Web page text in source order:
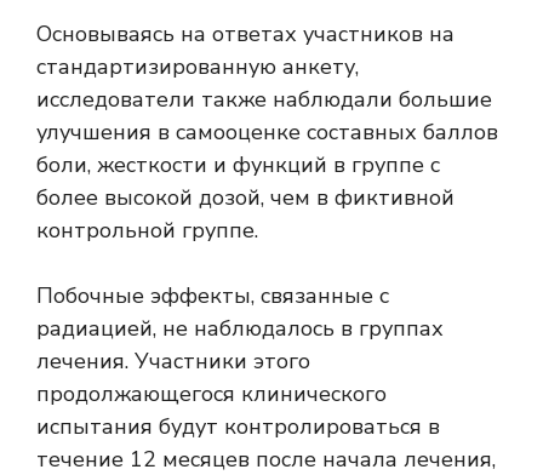
Основываясь на ответах участников на
стандартизированную анкету,
исследователи также наблюдали большие
улучшения в самооценке составных баллов
боли, жесткости и функций в группе с
более высокой дозой, чем в фиктивной
контрольной группе.
Побочные эффекты, связанные с
радиацией, не наблюдалось в группах
лечения. Участники этого
продолжающегося клинического
испытания будут контролироваться в
течение 12 месяцев после начала лечения,